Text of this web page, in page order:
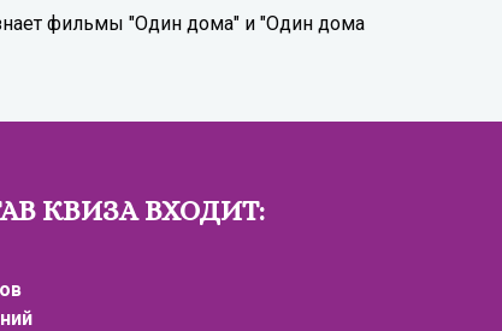
фильмы "Один дома" и "Один дома
КВИЗА ВХОДИТ: